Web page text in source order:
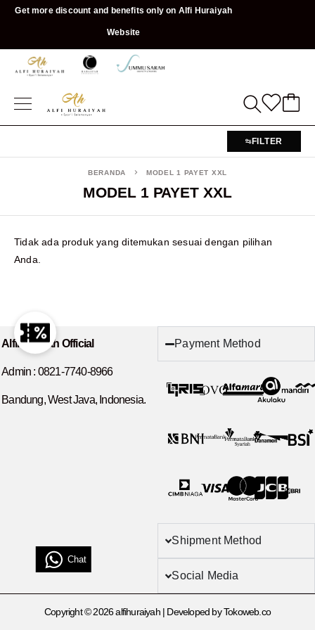
Get more discount and benefits only on Alfi Huraiyah
Website
FILTER
MODEL 1 PAYET XXL
BERANDA MODEL 1 PAYET XXL
Tidak ada produk yang ditemukan sesuai dengan pilihan
Anda.
Alfihuraiyah Official
Admin : 0821-7740-8966
Bandung, West Java, Indonesia.
Payment Method
Shipment Method
Social Media
Copyright © 2026 alfihuraiyah | Developed by Tokoweb.co
Chat